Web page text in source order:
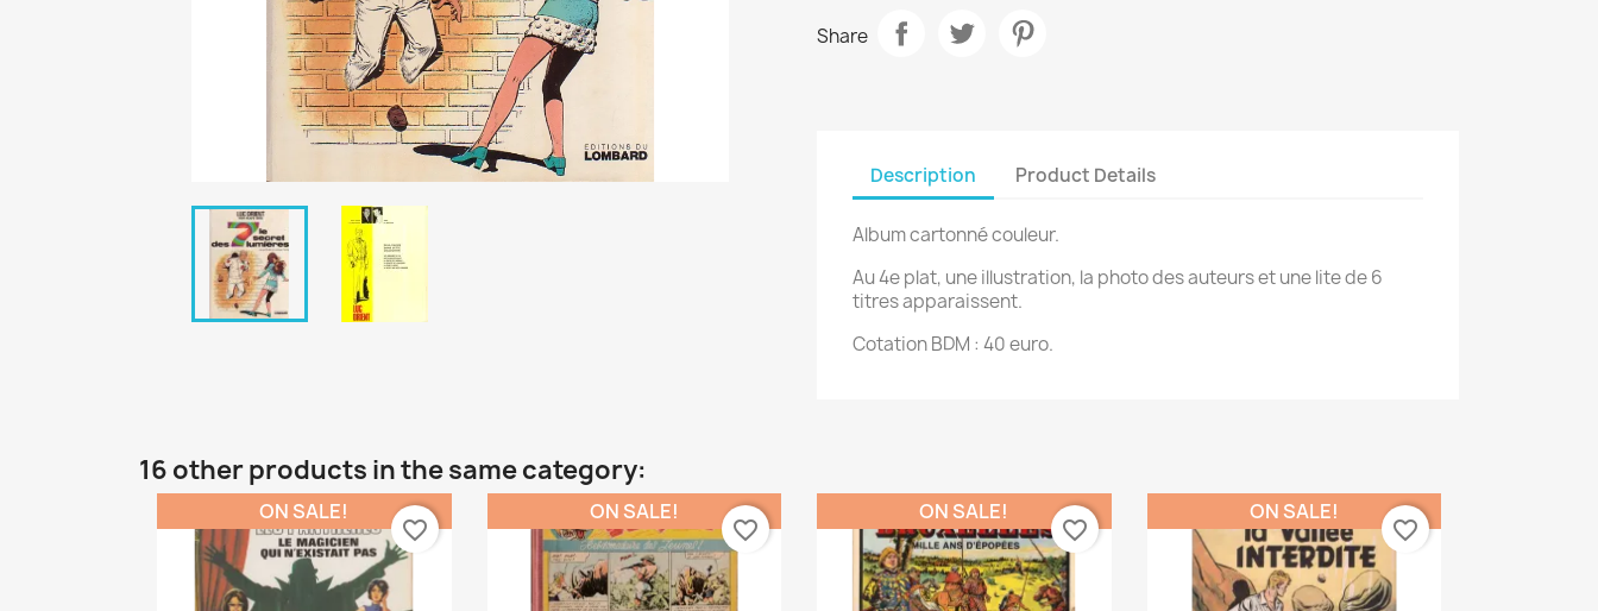
Share
Description Product Details
Album cartonné couleur.
Au 4e plat, une illustration, la photo des auteurs et une lite de 6
titres apparaissent.
Cotation BDM : 40 euro.
16 other products in the same category:
ON SALE!
favorite_border
ON SALE!
favorite_border
ON SALE!
favorite_border
ON SALE!
favorite_border